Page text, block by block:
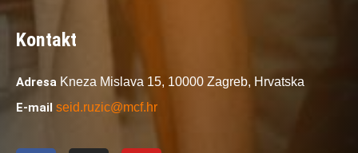
Kontakt
Adresa Kneza Mislava 15, 10000 Zagreb, Hrvatska
E-mail seid.ruzic@mcf.hr